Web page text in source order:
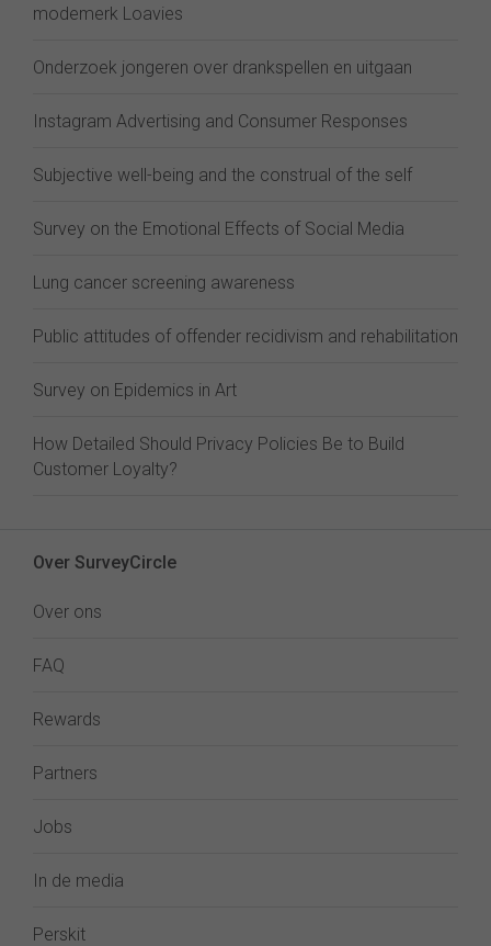
modemerk Loavies
Onderzoek jongeren over drankspellen en uitgaan
Instagram Advertising and Consumer Responses
Subjective well-being and the construal of the self
Survey on the Emotional Effects of Social Media
Lung cancer screening awareness
Public attitudes of offender recidivism and rehabilitation
Survey on Epidemics in Art
How Detailed Should Privacy Policies Be to Build
Customer Loyalty?
Over SurveyCircle
Over ons
FAQ
Rewards
Partners
Jobs
In de media
Perskit